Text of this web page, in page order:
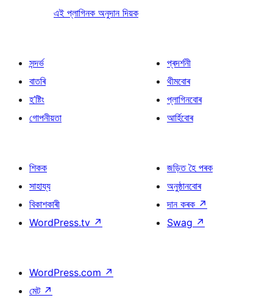
এই প্লাগিনক অনুদান দিয়ক
সন্দৰ্ভ
বাতৰি
হ’ষ্টিং
গোপনীয়তা
প্ৰদৰ্শনী
থীমবোৰ
প্লাগিনবোৰ
আৰ্হিবোৰ
শিকক
সাহায্য
বিকাশকাৰী
WordPress.tv ↗
জড়িত হৈ পৰক
অনুষ্ঠানবোৰ
দান কৰক ↗
Swag ↗
WordPress.com ↗
মেট ↗